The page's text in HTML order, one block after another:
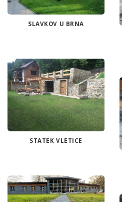
SLAVKOV U BRNA
STATEK VLETICE